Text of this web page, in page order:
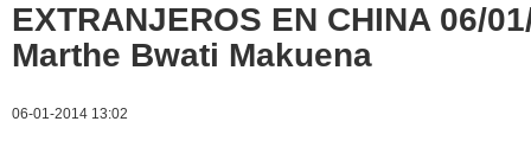
EXTRANJEROS EN CHINA 06/
Marthe Bwati Makuena
06-01-2014 13:02